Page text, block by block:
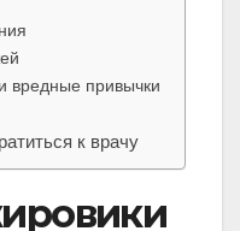
вредные привычки
к врачу